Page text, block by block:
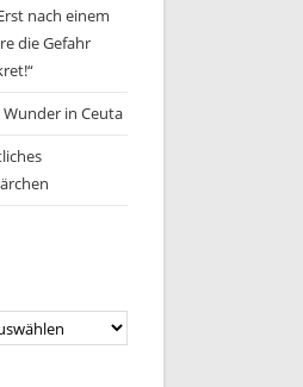
nach einem
die Gefahr
Wunder in Ceuta